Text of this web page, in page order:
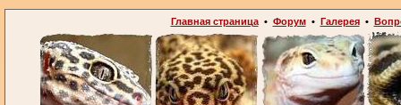
Главная страница• Форум• Галерея•